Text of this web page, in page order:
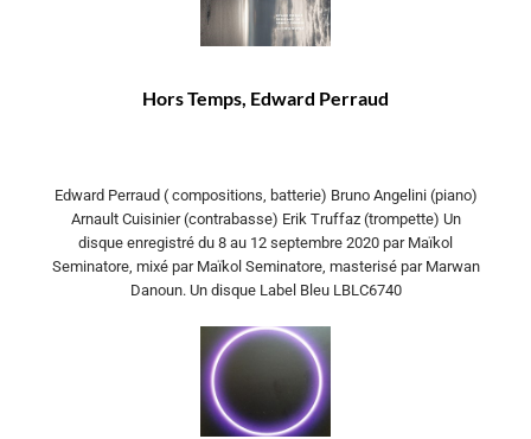
Hors Temps, Edward Perraud
Edward Perraud ( compositions, batterie) Bruno Angelini (piano)
Arnault Cuisinier (contrabasse) Erik Truffaz (trompette) Un
disque enregistré du 8 au 12 septembre 2020 par Maïkol
Seminatore, mixé par Maïkol Seminatore, masterisé par Marwan
Danoun. Un disque Label Bleu LBLC6740